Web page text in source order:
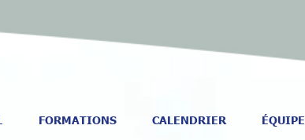
FORMATIONS CALENDRIER ÉQUIPE